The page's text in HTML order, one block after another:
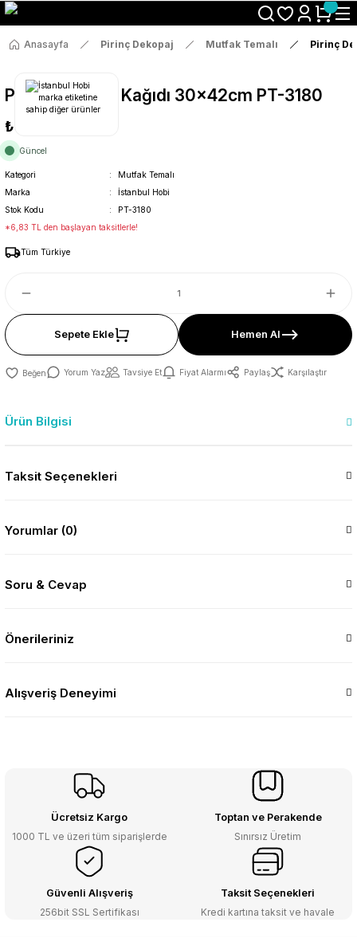
Size Özel "HG10" Koduyla Sepette Hemen %10 İndirimi Kaçırma
Anasayfa Pirinç Dekopaj Mutfak Temalı Pirinç
Pirinç Dekopaj Kağıdı 30x42cm PT-3180
₺36
Güncel
Kategori
Mutfak Temalı
Marka
İstanbul Hobi
Stok Kodu
PT-3180
*6,83 TL den başlayan taksitlerle!
Tüm Türkiye
Sepete Ekle Hemen Al
Yorum Yaz Tavsiye Et Fiyat Alarmı Paylaş Karşılaştır
Ürün Bilgisi
Taksit Seçenekleri
Yorumlar (0)
Soru & Cevap
Önerileriniz
Alışveriş Deneyimi
Ücretsiz Kargo
1000 TL ve üzeri tüm siparişlerde
Toptan ve Perakende
Sınırsız Üretim
Güvenli Alışveriş
256bit SSL Sertifikası
Taksit Seçenekleri
Kredi kartına taksit ve havale